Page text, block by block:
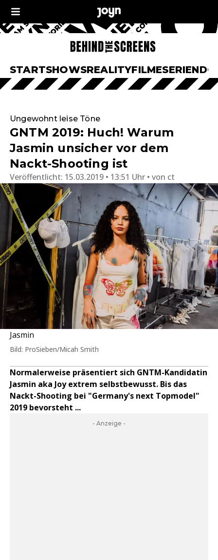
STARTSHOWSREALITYFILMESERIEN
Ungewohnt leise Töne
GNTM 2019: Huch! Warum
Jasmin unsicher vor dem
Nackt-Shooting ist
Veröffentlicht: 15.03.2019 • 13:51 Uhr von ct
Jasmin
Bild: ProSieben/Micah Smith
Normalerweise präsentiert sich GNTM-Kandidatin
Jasmin aka Joy extrem selbstbewusst. Bis das
Nackt-Shooting bei "Germany's next Topmodel"
2019 bevorsteht ...
- Anzeige -